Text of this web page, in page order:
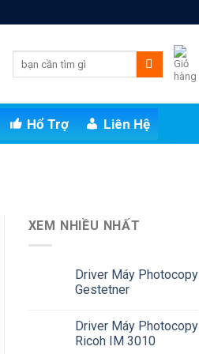
Hổ Trợ Liên Hệ
XEM NHIỀU NHẤT
Driver Máy Photocopy
Gestetner
Driver Máy Photocopy
Ricoh IM 3010